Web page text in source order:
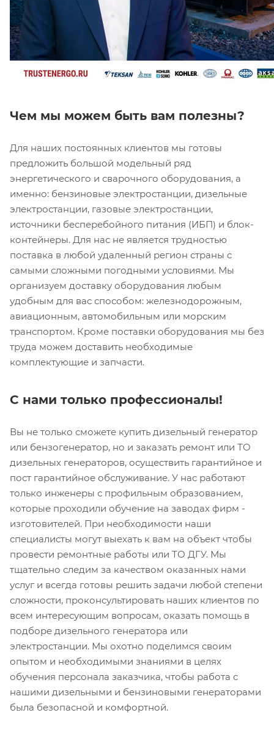
Чем мы можем быть вам полезны?
Для наших постоянных клиентов мы готовы
предложить большой модельный ряд
энергетического и сварочного оборудования, а
именно: бензиновые электростанции, дизельные
электростанции, газовые электростанции,
источники бесперебойного питания (ИБП) и блок-
контейнеры. Для нас не является трудностью
поставка в любой удаленный регион страны с
самыми сложными погодными условиями. Мы
организуем доставку оборудования любым
удобным для вас способом: железнодорожным,
авиационным, автомобильным или морским
транспортом. Кроме поставки оборудования мы без
труда можем доставить необходимые
комплектующие и запчасти.
С нами только профессионалы!
Вы не только сможете купить дизельный генератор
или бензогенератор, но и заказать ремонт или ТО
дизельных генераторов, осуществить гарантийное и
пост гарантийное обслуживание. У нас работают
только инженеры с профильным образованием,
которые проходили обучение на заводах фирм -
изготовителей. При необходимости наши
специалисты могут выехать к вам на объект чтобы
провести ремонтные работы или ТО ДГУ. Мы
тщательно следим за качеством оказанных нами
услуг и всегда готовы решить задачи любой степени
сложности, проконсультировать наших клиентов по
всем интересующим вопросам, оказать помощь в
подборе дизельного генератора или
электростанции. Мы охотно поделимся своим
опытом и необходимыми знаниями в целях
обучения персонала заказчика, чтобы работа с
нашими дизельными и бензиновыми генераторами
была безопасной и комфортной.